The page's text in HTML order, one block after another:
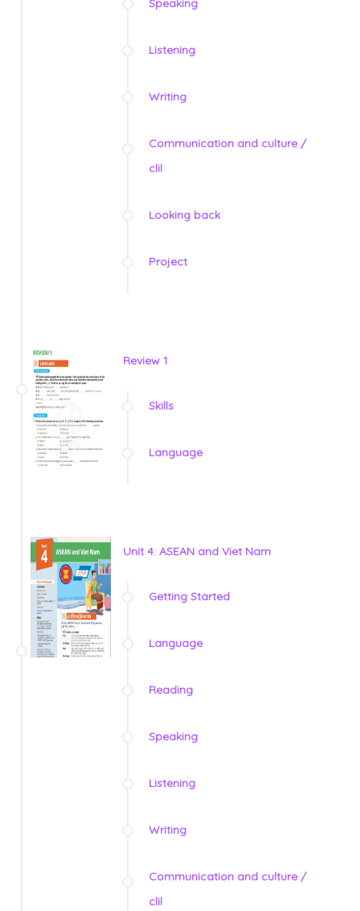
Speaking
Listening
Writing
Communication and culture /
clil
Looking back
Project
Review 1
Skills
Language
Unit 4: ASEAN and Viet Nam
Getting Started
Language
Reading
Speaking
Listening
Writing
Communication and culture /
clil